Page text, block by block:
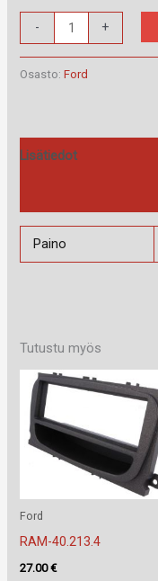
-
40.147.1
määrä
+
Osasto:Ford
Lisätiedot
Paino
Tutustu myös
Ford
RAM-40.213.4
27.00€